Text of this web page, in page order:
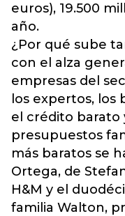
euros), 19.500
año.
¿Por qué sube
con el alza
empresas del
los expertos, los
el crédito barato
presupuestos
más baratos se
Ortega, de
H&M y el
familia Walton,